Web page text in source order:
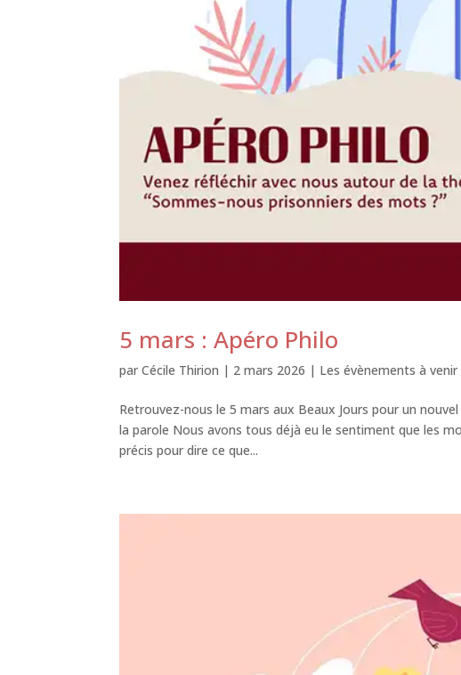
5 mars : Apéro Philo
parCécile Thirion | 2 mars 2026 | Les évènements à venir
Retrouvez-nous le 5 mars aux Beaux Jours pour un
la parole Nous avons tous déjà eu le sentiment que les
précis pour dire ce que...